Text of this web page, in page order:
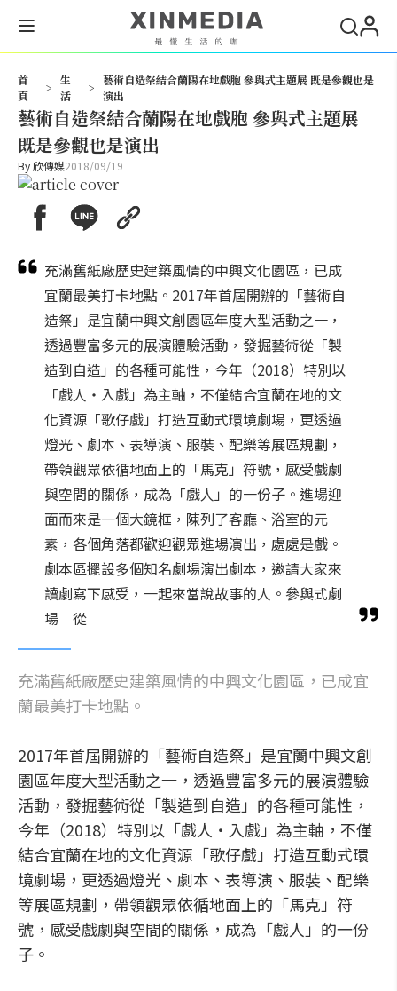
首
頁
>
生
活
>
藝術自造祭結合蘭陽在地戲胞 參與式主題展 既是參觀也是
演出
藝術自造祭結合蘭陽在地戲胞 參與式主題展
既是參觀也是演出
By欣傳媒2018/09/19
充滿舊紙廠歷史建築風情的中興文化園區，已成
宜蘭最美打卡地點。2017年首屆開辦的「藝術自
造祭」是宜蘭中興文創園區年度大型活動之一，
透過豐富多元的展演體驗活動，發掘藝術從「製
造到自造」的各種可能性，今年（2018）特別以
「戲人‧入戲」為主軸，不僅結合宜蘭在地的文
化資源「歌仔戲」打造互動式環境劇場，更透過
燈光、劇本、表導演、服裝、配樂等展區規劃，
帶領觀眾依循地面上的「馬克」符號，感受戲劇
與空間的關係，成為「戲人」的一份子。進場迎
面而來是一個大鏡框，陳列了客廳、浴室的元
素，各個角落都歡迎觀眾進場演出，處處是戲。
劇本區擺設多個知名劇場演出劇本，邀請大家來
讀劇寫下感受，一起來當說故事的人。參與式劇
場 從
充滿舊紙廠歷史建築風情的中興文化園區，已成宜
蘭最美打卡地點。
2017年首屆開辦的「藝術自造祭」是宜蘭中興文創
園區年度大型活動之一，透過豐富多元的展演體驗
活動，發掘藝術從「製造到自造」的各種可能性，
今年（2018）特別以「戲人‧入戲」為主軸，不僅
結合宜蘭在地的文化資源「歌仔戲」打造互動式環
境劇場，更透過燈光、劇本、表導演、服裝、配樂
等展區規劃，帶領觀眾依循地面上的「馬克」符
號，感受戲劇與空間的關係，成為「戲人」的一份
子。